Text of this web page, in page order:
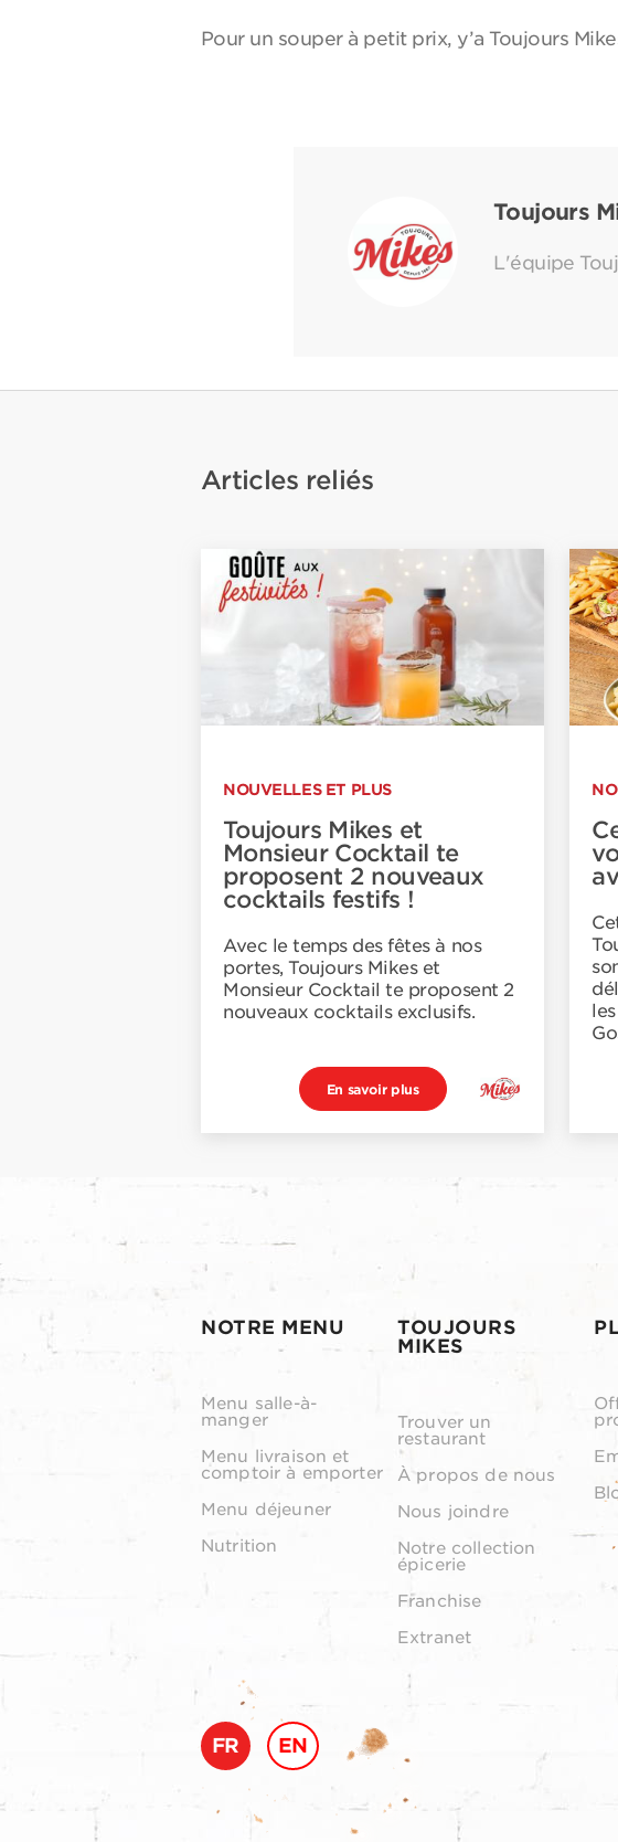
Pour un souper à petit prix, y’a Toujours
Toujours
L'équipe
Articles reliés
NOUVELLES ET PLUS
Toujours Mikes et
Monsieur Cocktail te
proposent 2 nouveaux
cocktails festifs !
Avec le temps des fêtes à nos
portes, Toujours Mikes et
Monsieur Cocktail te proposent 2
nouveaux cocktails exclusifs.
En savoir plus
NOTRE MENU
Menu salle-à-
manger
Menu livraison et
comptoir à emporter
Menu déjeuner
Nutrition
TOUJOURS
MIKES
Trouver un
restaurant
À propos de nous
Nous joindre
Notre collection
épicerie
Franchise
Extranet
FR EN